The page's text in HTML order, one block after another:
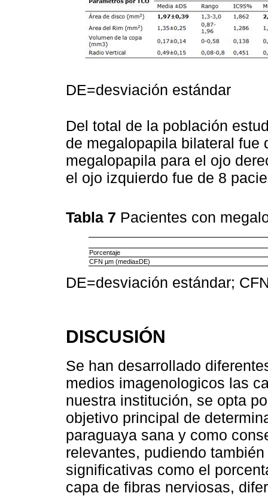
DE=desviación estándar
Del total de la población
de megalopapila bilateral fue
megalopapila para el ojo
el ojo izquierdo fue de 8
Tabla 7 Pacientes con
Porcentaje
CFN µm (media±DE)
DE=desviación estándar;
DISCUSIÓN
Se han desarrollado
medios imagenologicos las
nuestra institución, se opta
objetivo principal de
paraguaya sana y como
relevantes, pudiendo
significativas como el
capa de fibras nerviosas,